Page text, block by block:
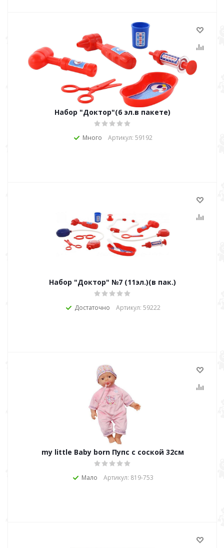
Набор "Доктор"(6 эл.в пакете)
Много Артикул: 59192
Набор "Доктор" №7 (11эл.)(в пак.)
Достаточно Артикул: 59222
my little Baby born Пупс с соской 32см
Мало Артикул: 819-753